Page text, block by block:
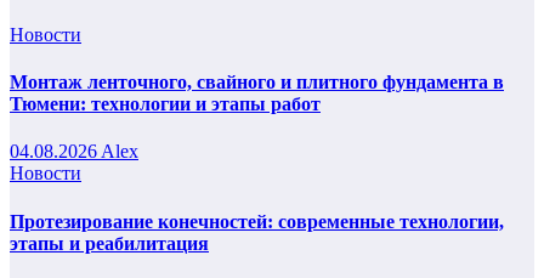
Новости
Монтаж ленточного, свайного и плитного фундамента в
Тюмени: технологии и этапы работ
04.08.2026 Alex
Новости
Протезирование конечностей: современные технологии,
этапы и реабилитация